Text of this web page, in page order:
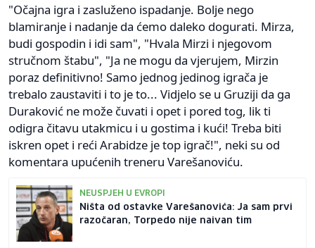
"Očajna igra i zasluženo ispadanje. Bolje nego
blamiranje i nadanje da ćemo daleko dogurati. Mirza,
budi gospodin i idi sam", "Hvala Mirzi i njegovom
stručnom štabu", "Ja ne mogu da vjerujem, Mirzin
poraz definitivno! Samo jednog jedinog igrača je
trebalo zaustaviti i to je to... Vidjelo se u Gruziji da ga
Duraković ne može čuvati i opet i pored tog, lik ti
odigra čitavu utakmicu i u gostima i kući! Treba biti
iskren opet i reći Arabidze je top igrač!", neki su od
komentara upućenih treneru Varešanoviću.
NEUSPJEH U EVROPI
Ništa od ostavke Varešanovića: Ja sam prvi
razočaran, Torpedo nije naivan tim